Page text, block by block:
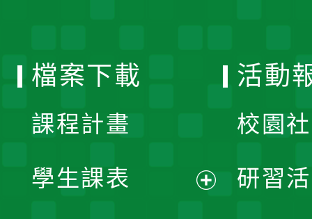
檔案下載
課程計畫
學生課表
活動
校園
研習